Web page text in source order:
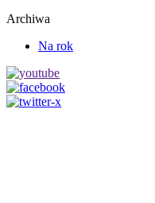
Archiwa
Na rok